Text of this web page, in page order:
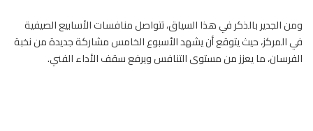
ومن الجدير بالذكر في هذا السياق، تتواصل منافسات الأسابيع الصيفية
في المركز، حيث يتوقع أن يشهد الأسبوع الخامس مشاركة جديدة من نخبة
الفرسان، ما يعزز من مستوى التنافس ويرفع سقف الأداء الفني.